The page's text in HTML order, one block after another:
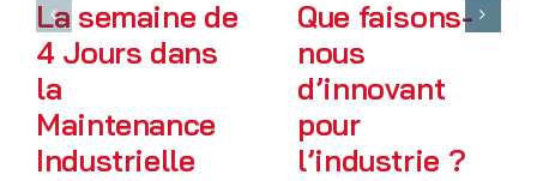
La semaine de
4 Jours dans
la
Maintenance
Industrielle
Que faisons-
nous
d’innovant
pour
l’industrie ?